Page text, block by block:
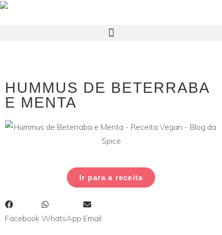
HUMMUS DE BETERRABA
E MENTA
Ir para a receita
Facebook WhatsApp Email